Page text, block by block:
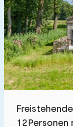
Unterkunft
Nicht im
Im
Villa
12Personen